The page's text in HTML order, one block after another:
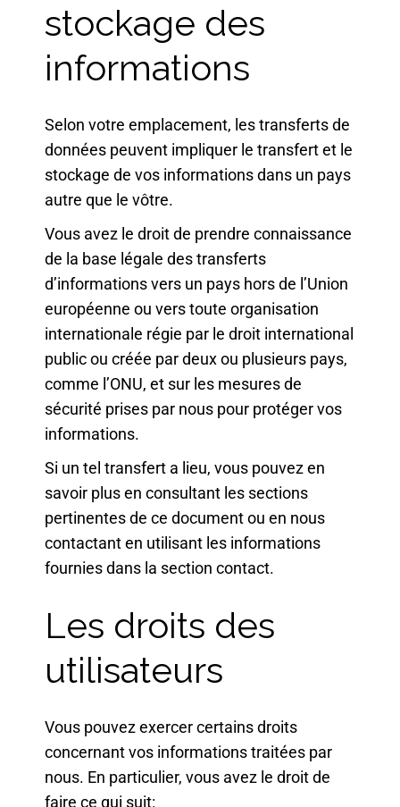
stockage des
informations
Selon votre emplacement, les transferts de
données peuvent impliquer le transfert et le
stockage de vos informations dans un pays
autre que le vôtre.
Vous avez le droit de prendre connaissance
de la base légale des transferts
d’informations vers un pays hors de l’Union
européenne ou vers toute organisation
internationale régie par le droit international
public ou créée par deux ou plusieurs pays,
comme l’ONU, et sur les mesures de
sécurité prises par nous pour protéger vos
informations.
Si un tel transfert a lieu, vous pouvez en
savoir plus en consultant les sections
pertinentes de ce document ou en nous
contactant en utilisant les informations
fournies dans la section contact.
Les droits des
utilisateurs
Vous pouvez exercer certains droits
concernant vos informations traitées par
nous. En particulier, vous avez le droit de
faire ce qui suit: